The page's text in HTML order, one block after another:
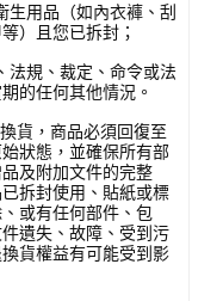
生用品（如內衣褲、刮
）且您已拆封；
法規、裁定、命令或法
的任何其他情況。
貨，商品必須回復至
狀態，並確保所有部
及附加文件的完整
拆封使用、貼紙或標
或有任何部件、包
遺失、故障、受到污
貨權益有可能受到影